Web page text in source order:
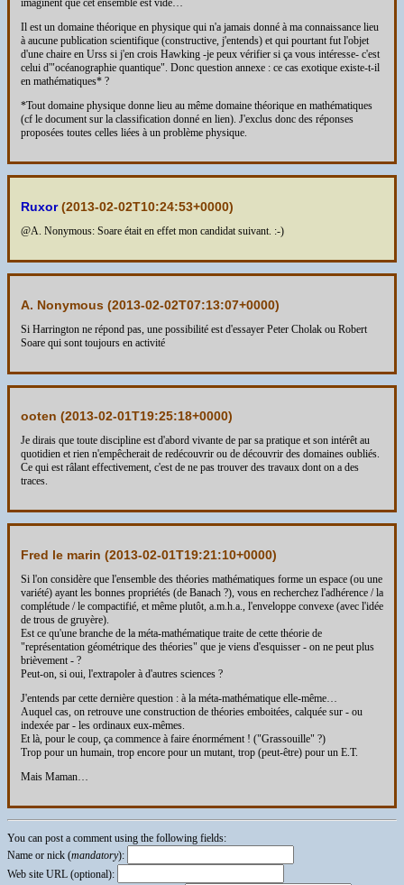
imaginent que cet ensemble est vide…
Il est un domaine théorique en physique qui n'a jamais donné à ma connaissance lieu
à aucune publication scientifique (constructive, j'entends) et qui pourtant fut l'objet
d'une chaire en Urss si j'en crois Hawking -je peux vérifier si ça vous intéresse- c'est
celui d'"océanographie quantique". Donc question annexe : ce cas exotique existe-t-il
en mathématiques* ?
*Tout domaine physique donne lieu au même domaine théorique en mathématiques
(cf le document sur la classification donné en lien). J'exclus donc des réponses
proposées toutes celles liées à un problème physique.
Ruxor(2013-02-02T10:24:53+0000)
@A. Nonymous: Soare était en effet mon candidat suivant. :-)
A. Nonymous (2013-02-02T07:13:07+0000)
Si Harrington ne répond pas, une possibilité est d'essayer Peter Cholak ou Robert
Soare qui sont toujours en activité
ooten (2013-02-01T19:25:18+0000)
Je dirais que toute discipline est d'abord vivante de par sa pratique et son intérêt au
quotidien et rien n'empêcherait de redécouvrir ou de découvrir des domaines oubliés.
Ce qui est râlant effectivement, c'est de ne pas trouver des travaux dont on a des
traces.
Fred le marin (2013-02-01T19:21:10+0000)
Si l'on considère que l'ensemble des théories mathématiques forme un espace (ou une
variété) ayant les bonnes propriétés (de Banach ?), vous en recherchez l'adhérence / la
complétude / le compactifié, et même plutôt, a.m.h.a., l'enveloppe convexe (avec l'idée
de trous de gruyère).
Est ce qu'une branche de la méta-mathématique traite de cette théorie de
"représentation géométrique des théories" que je viens d'esquisser - on ne peut plus
brièvement - ?
Peut-on, si oui, l'extrapoler à d'autres sciences ?
J'entends par cette dernière question : à la méta-mathématique elle-même…
Auquel cas, on retrouve une construction de théories emboitées, calquée sur - ou
indexée par - les ordinaux eux-mêmes.
Et là, pour le coup, ça commence à faire énormément ! ("Grassouille" ?)
Trop pour un humain, trop encore pour un mutant, trop (peut-être) pour un E.T.
Mais Maman…
You can post a comment using the following fields:
Name or nick (mandatory):
Web site URL (optional):